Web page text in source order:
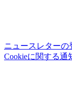
ニュースレターの
Cookieに関する通